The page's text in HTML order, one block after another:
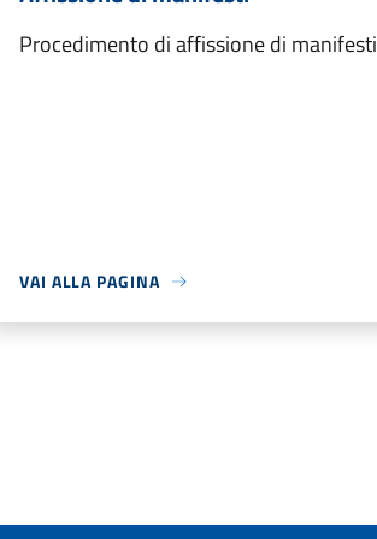
Procedimento di affissione di manifesti
VAI ALLA PAGINA